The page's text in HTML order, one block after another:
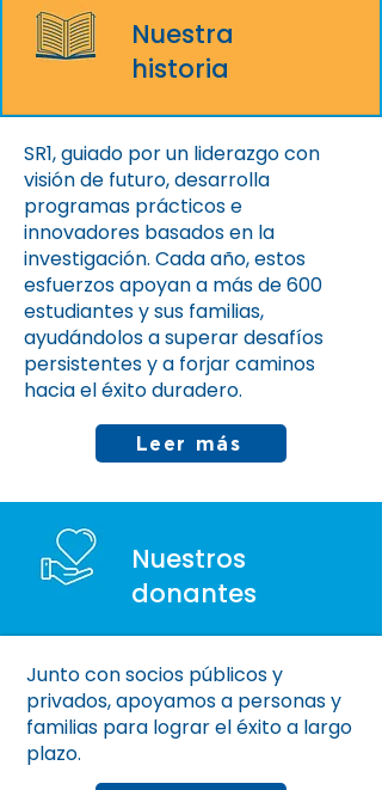
Nuestra
historia
SR1, guiado por un liderazgo con
visión de futuro, desarrolla
programas prácticos e
innovadores basados en la
investigación. Cada año, estos
esfuerzos apoyan a más de 600
estudiantes y sus familias,
ayudándolos a superar desafíos
persistentes y a forjar caminos
hacia el éxito duradero.
Leer más
Nuestros
donantes
Junto con socios públicos y
privados, apoyamos a personas y
familias para lograr el éxito a largo
plazo.